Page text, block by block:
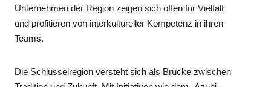
Unternehmen der Region zeigen sich offen für Vielfalt
und profitieren von interkultureller Kompetenz in ihren
Teams.
Die Schlüsselregion versteht sich als Brücke zwischen